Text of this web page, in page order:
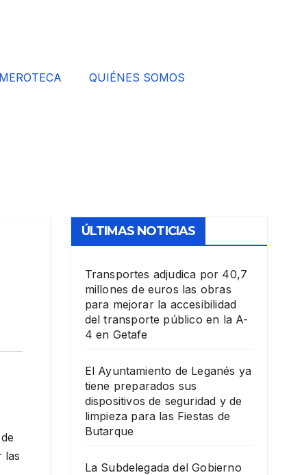
QUIÉNES SOMOS
las
ÚLTIMAS NOTICIAS
Transportes adjudica por 40,7
millones de euros las obras
para mejorar la accesibilidad
del transporte público en la A-
4 en Getafe
El Ayuntamiento de Leganés ya
tiene preparados sus
dispositivos de seguridad y de
limpieza para las Fiestas de
Butarque
La Subdelegada del Gobierno